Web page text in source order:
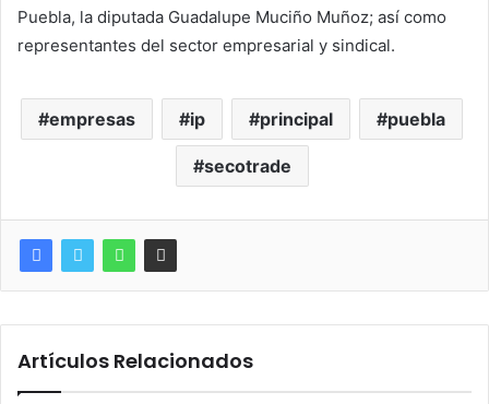
Puebla, la diputada Guadalupe Muciño Muñoz; así como
representantes del sector empresarial y sindical.
empresas ip principal puebla
secotrade
Artículos Relacionados